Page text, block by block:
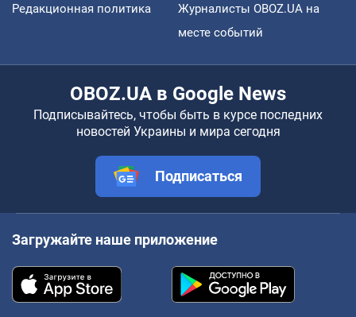
Редакционная политика
Журналисты OBOZ.UA на
месте событий
OBOZ.UA в Google News
Подписывайтесь, чтобы быть в курсе последних
новостей Украины и мира сегодня
Подписаться
Загружайте наше приложение